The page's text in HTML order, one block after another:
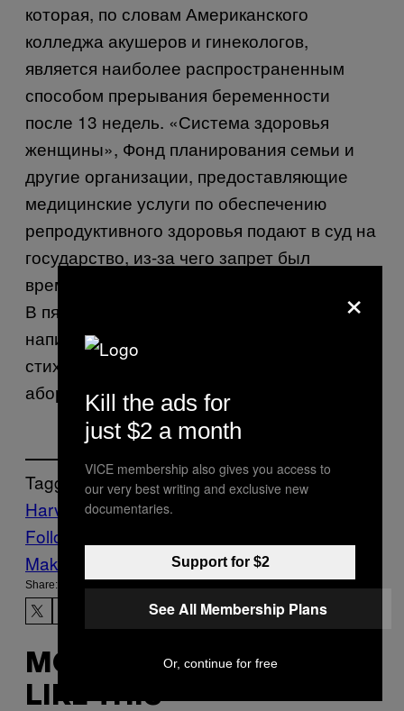
которая, по словам Американского
колледжа акушеров и гинекологов,
является наиболее распространенным
способом прерывания беременности
после 13 недель. «Система здоровья
женщины», Фонд планирования семьи и
другие организации, предоставляющие
медицинские услуги по обеспечению
репродуктивного здоровья подают в суд на
государство, из-за чего запрет был
временно заблокирован.
В пятницу «Система здоровья женщины»
написали в своем блоге: «В случае
стихийных бедствий потребность в
абортах не прекращается».
Tagged:
Harvi
здоровье Техас
Follow Us On Discover
Make Us Preferred In Top Stories
Share:
MORE
LIKE THIS
×
Kill the ads for
just $2 a month
VICE membership also gives you access to
our very best writing and exclusive new
documentaries.
Support for $2
See All Membership Plans
Or, continue for free